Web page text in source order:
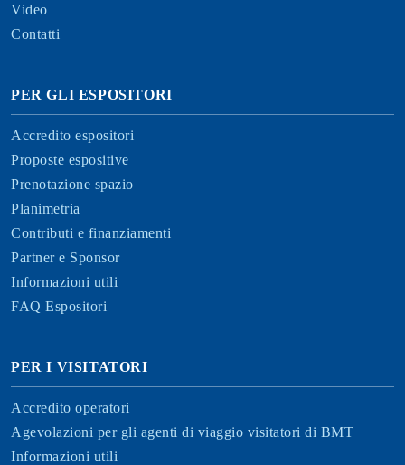
Video
Contatti
PER GLI ESPOSITORI
Accredito espositori
Proposte espositive
Prenotazione spazio
Planimetria
Contributi e finanziamenti
Partner e Sponsor
Informazioni utili
FAQ Espositori
PER I VISITATORI
Accredito operatori
Agevolazioni per gli agenti di viaggio visitatori di BMT
Informazioni utili